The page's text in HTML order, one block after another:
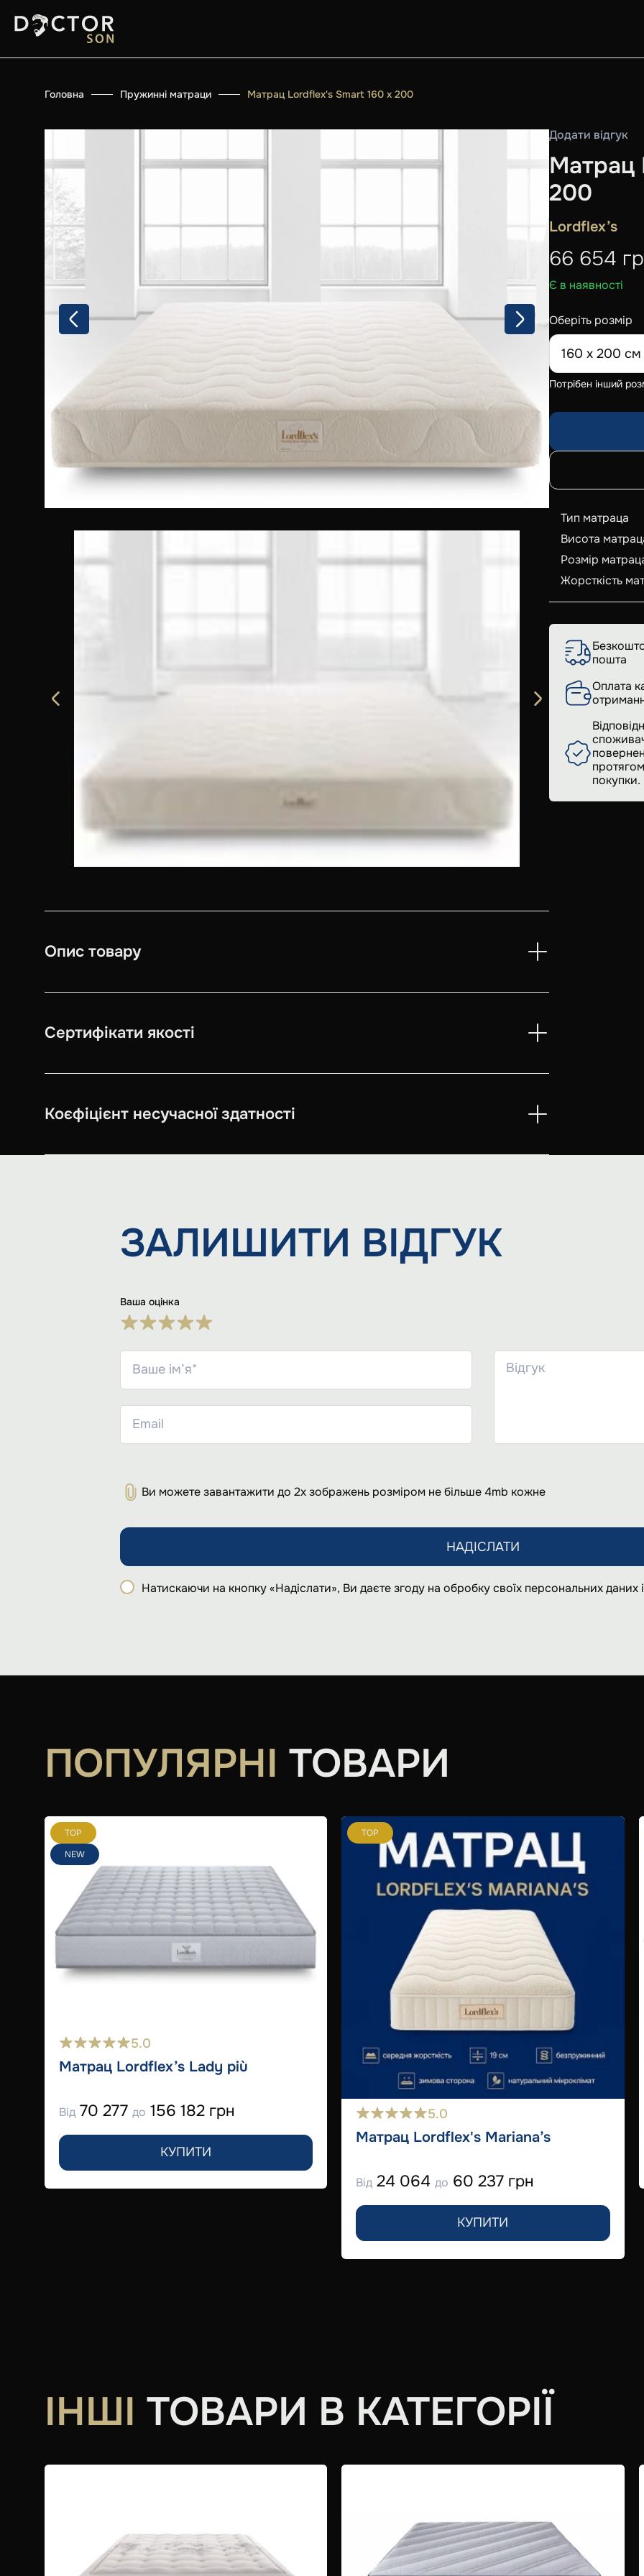
Головна Пружинні матраци Матрац Lordflex's Smart 160 x 200
Опис товару
Сертифікати якості
Коєфіцієнт несучасної здатності
Додати відгук
Матрац
200
Lordflex’s
66 654
Є в наявності
Оберіть розмір
160 x 200 см
Потрібен інший
Тип матраца
Висота
Розмір
Жорсткість
пошта
Оплата
покупки.
ЗАЛИШИТИ ВІДГУК
Ваша оцінка
Ви можете завантажити до 2х зображень розміром не більше 4mb кожне
НАДІСЛАТИ
Натискаючи на кнопку «Надіслати», Ви даєте згоду на обробку своїх персональних
ПОПУЛЯРНІ ТОВАРИ
TOP
NEW
5.0
Матрац Lordflex’s Lady più
Від70 277 до 156 182 грн
КУПИТИ
TOP
5.0
Матрац Lordflex's Mariana’s
Від 24 064до 60 237 грн
КУПИТИ
ІНШІ ТОВАРИ В КАТЕГОРІЇ